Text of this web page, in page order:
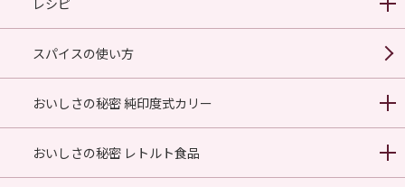
スパイスの使い方
おいしさの秘密 純印度式カリー
おいしさの秘密 レトルト食品